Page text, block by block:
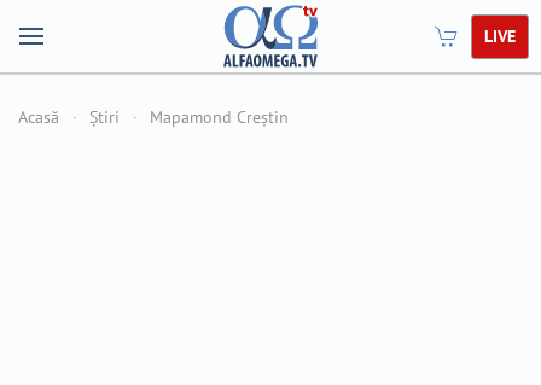
LIVE
Acasă Știri Mapamond Creștin